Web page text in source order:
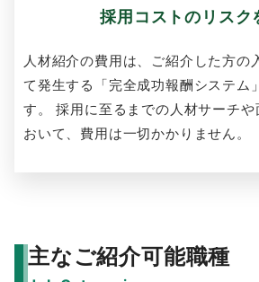
採用コストのリスク
人材紹介の費用は、ご紹介した方の
て発生する「完全成功報酬システム
す。 採用に至るまでの人材サーチ
おいて、費用は一切かかりません。
主なご紹介可能職種